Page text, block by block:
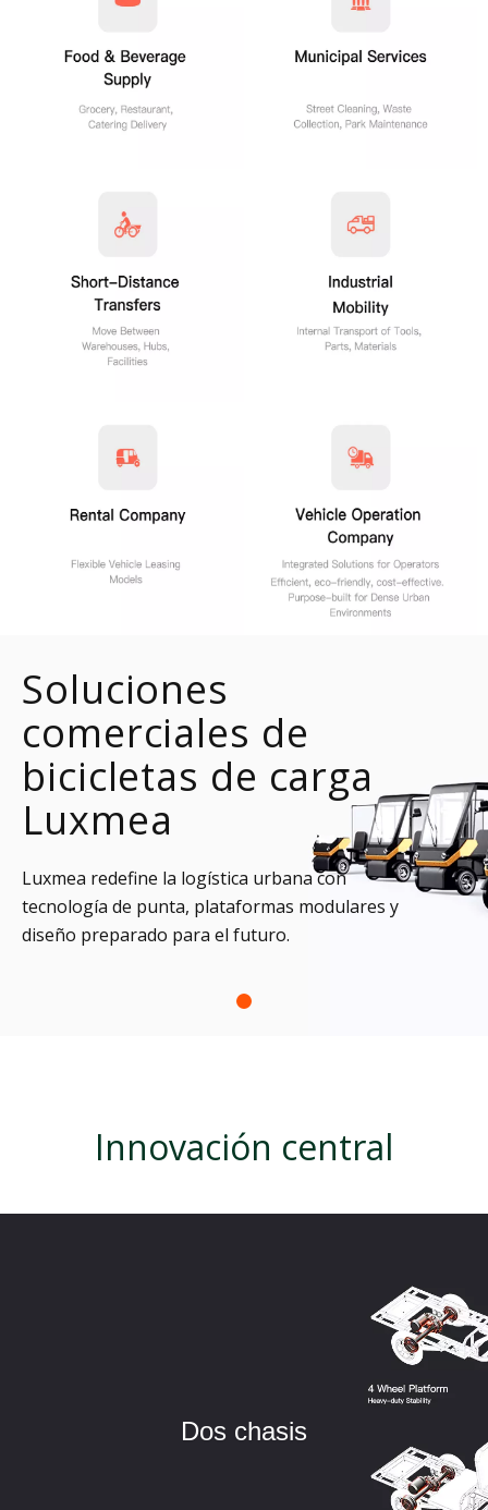
Soluciones
comerciales de
bicicletas de carga
Luxmea
Luxmea redefine la logística urbana con
tecnología de punta, plataformas modulares y
diseño preparado para el futuro.
Innovación central
Un tren motriz híbrido en serie sin
Sin cadenas, sin cinturones, sin desgaste mecánico
Accionamiento eléctrico con recuperación de energía y
Dos chasis